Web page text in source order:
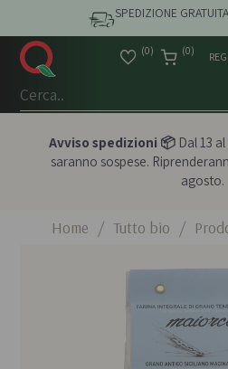
SPEDIZIONE
(0) (0)
Avviso spedizioni 📦Dal 13
saranno sospese.
agosto.
Home / Tutto bio /